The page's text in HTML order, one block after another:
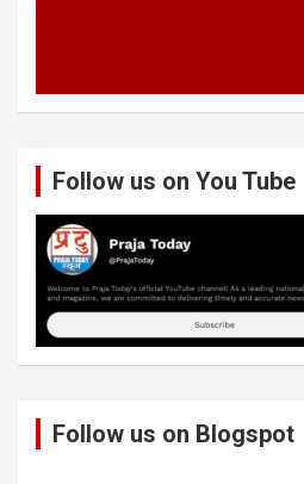
Follow us on You Tube
Follow us on Blogspot